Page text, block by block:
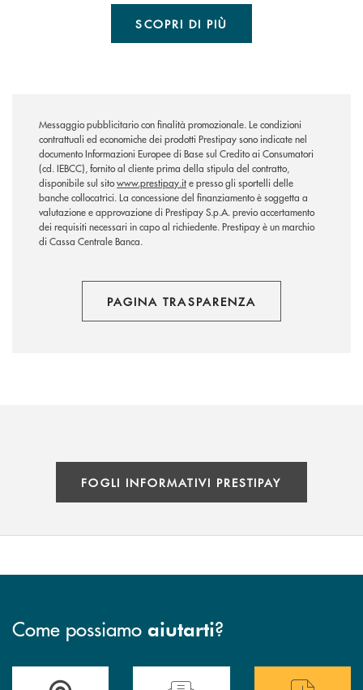
SCOPRI DI PIÙ
Messaggio pubblicitario con finalità promozionale. Le condizioni
contrattuali ed economiche dei prodotti Prestipay sono indicate nel
documento Informazioni Europee di Base sul Credito ai Consumatori
(cd. IEBCC), fornito al cliente prima della stipula del contratto,
disponibile sul sitowww.prestipay.ite presso gli sportelli delle
banche collocatrici. La concessione del finanziamento è soggetta a
valutazione e approvazione di Prestipay S.p.A. previo accertamento
dei requisiti necessari in capo al richiedente. Prestipay è un marchio
di Cassa Centrale Banca.
PAGINA TRASPARENZA
FOGLI INFORMATIVI PRESTIPAY
Come possiamo aiutarti?
Trova la filiale più vicina a teHai bisogno di assistenza immediata ?
Hai bisogno di